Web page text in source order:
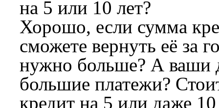
Хорошо, если сумма
сможете вернуть её за
нужно больше? А ваши
большие платежи?
кредит на 5 или даже